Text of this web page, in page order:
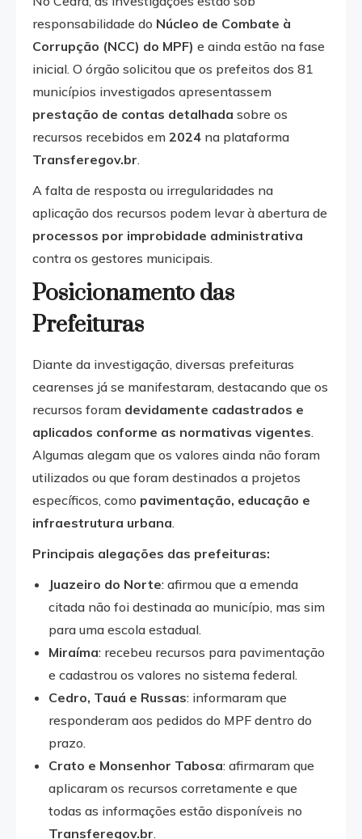
responsabilidade do Núcleo de Combate à
Corrupção (NCC) do MPF) e ainda estão na fase
inicial. O órgão solicitou que os prefeitos dos 81
municípios investigados apresentassem
prestação de contas detalhada sobre os
recursos recebidos em 2024 na plataforma
Transferegov.br.
A falta de resposta ou irregularidades na
aplicação dos recursos podem levar à abertura de
processos por improbidade administrativa
contra os gestores municipais.
Posicionamento das
Prefeituras
Diante da investigação, diversas prefeituras
cearenses já se manifestaram, destacando que os
recursos foram devidamente cadastrados e
aplicados conforme as normativas vigentes.
Algumas alegam que os valores ainda não foram
utilizados ou que foram destinados a projetos
específicos, como pavimentação, educação e
infraestrutura urbana.
Principais alegações das prefeituras:
Juazeiro do Norte: afirmou que a emenda
citada não foi destinada ao município, mas sim
para uma escola estadual.
Miraíma: recebeu recursos para pavimentação
e cadastrou os valores no sistema federal.
Cedro, Tauá e Russas: informaram que
responderam aos pedidos do MPF dentro do
prazo.
Crato e Monsenhor Tabosa: afirmaram que
aplicaram os recursos corretamente e que
todas as informações estão disponíveis no
Transferegov.br.